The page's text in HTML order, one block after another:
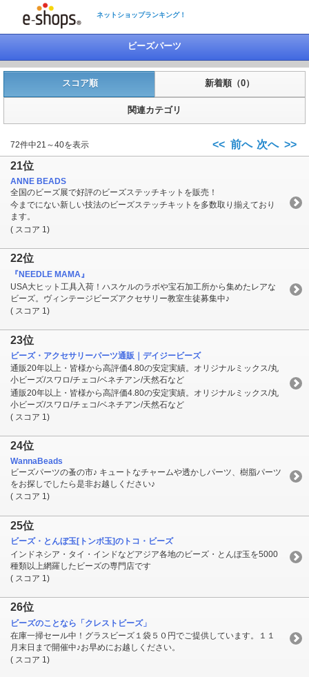
ネットショップランキング！
ビーズパーツ
スコア順 新着順（0）
関連カテゴリ
72件中21～40を表示 << 前へ 次へ >>
21位
ANNE BEADS
全国のビーズ展で好評のビーズステッチキットを販売！
今までにない新しい技法のビーズステッチキットを多数取り揃えており
ます。
( スコア 1)
22位
『NEEDLE MAMA』
USA大ヒット工具入荷！ハスケルのラボや宝石加工所から集めたレアな
ビーズ。ヴィンテージビーズアクセサリー教室生徒募集中♪
( スコア 1)
23位
ビーズ・アクセサリーパーツ通販｜デイジービーズ
通販20年以上・皆様から高評価4.80の安定実績。オリジナルミックス/丸
小ビーズ/スワロ/チェコ/ベネチアン/天然石など
通販20年以上・皆様から高評価4.80の安定実績。オリジナルミックス/丸
小ビーズ/スワロ/チェコ/ベネチアン/天然石など
( スコア 1)
24位
WannaBeads
ビーズパーツの蚤の市♪ キュートなチャームや透かしパーツ、樹脂パーツ
をお探しでしたら是非お越しください♪
( スコア 1)
25位
ビーズ・とんぼ玉[トンボ玉]のトコ・ビーズ
インドネシア・タイ・インドなどアジア各地のビーズ・とんぼ玉を5000
種類以上網羅したビーズの専門店です
( スコア 1)
26位
ビーズのことなら「クレストビーズ」
在庫一掃セール中！グラスビーズ１袋５０円でご提供しています。１１
月末日まで開催中♪お早めにお越しください。
( スコア 1)